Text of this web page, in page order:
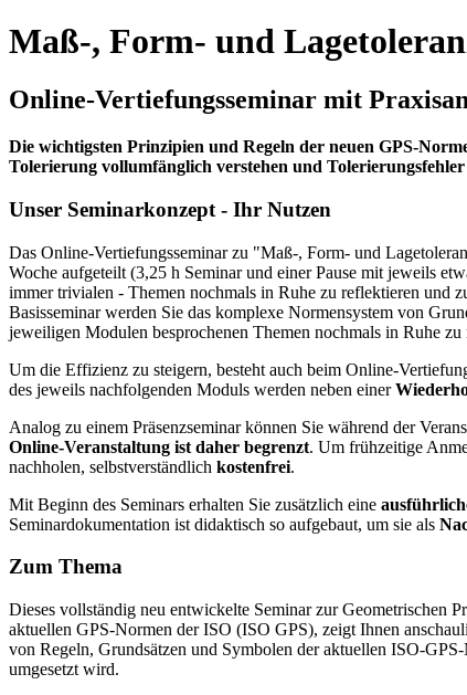
Maß-, Form- und
Online-Vertiefungsseminar mit
Die wichtigsten Prinzipien und Regeln der neuen GPS-
Tolerierung vollumfänglich verstehen und
Unser Seminarkonzept - Ihr Nutzen
Das Online-Vertiefungsseminar zu "Maß-, Form- und
Woche aufgeteilt (3,25 h Seminar und einer Pause mit jeweils
immer trivialen - Themen nochmals in Ruhe zu reflektieren und
Basisseminar werden Sie das komplexe Normensystem von
jeweiligen Modulen besprochenen Themen nochmals in Ruhe zu
Um die Effizienz zu steigern, besteht auch beim Online-
des jeweils nachfolgenden Moduls werden neben einer
Analog zu einem Präsenzseminar können Sie während der
Online-Veranstaltung ist daher begrenzt. Um frühzeitige
nachholen, selbstverständlich kostenfrei.
Mit Beginn des Seminars erhalten Sie zusätzlich eine
Seminardokumentation ist didaktisch so aufgebaut, um sie als
Zum Thema
Dieses vollständig neu entwickelte Seminar zur
aktuellen GPS-Normen der ISO (ISO GPS), zeigt Ihnen
von Regeln, Grundsätzen und Symbolen der aktuellen ISO-
umgesetzt wird.